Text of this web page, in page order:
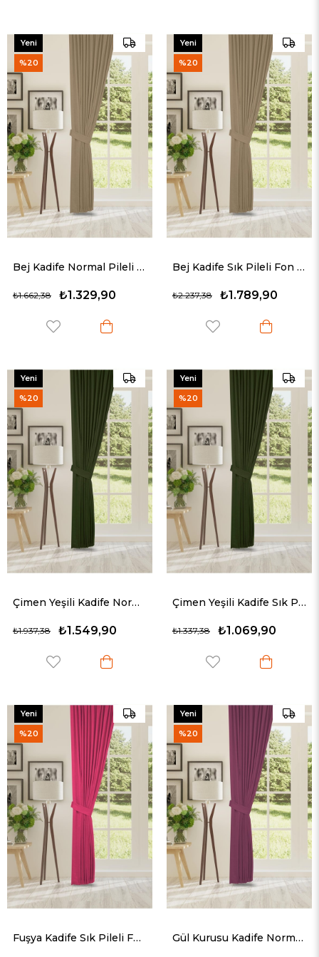
Bej Kadife Normal Pileli Fon Perde (1x2.5)
₺1.329,90
₺1.662,38
Yeni
Ürün
%20
Bej Kadife Sık Pileli Fon Perde (1x3)
₺1.789,90
₺2.237,38
Yeni
Ürün
%20
Çimen Yeşili Kadife Normal Pileli Fon Perde (1x2.5)
₺1.549,90
₺1.937,38
Yeni
Ürün
%20
Çimen Yeşili Kadife Sık Pileli Fon Perde (1x3)
₺1.069,90
₺1.337,38
Yeni
Ürün
%20
Fuşya Kadife Sık Pileli Fon Perde (1x3)
Yeni
Ürün
%20
Gül Kurusu Kadife Normal Pileli Fon Perde (1x2.5)
Yeni
Ürün
%20